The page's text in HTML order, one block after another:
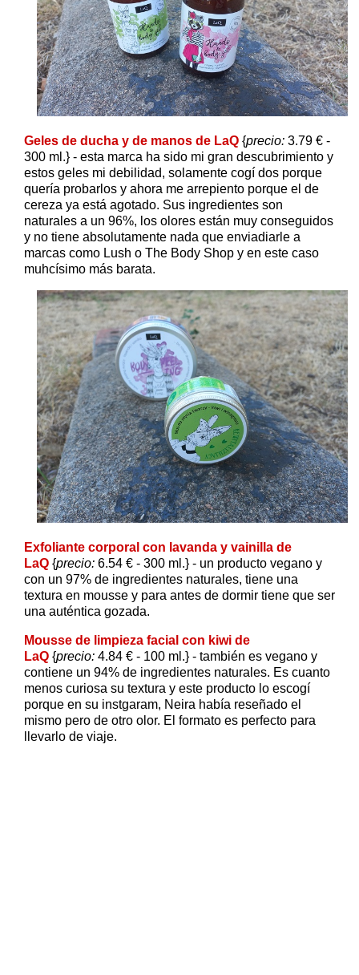
Geles de ducha y de manos de LaQ {precio: 3.79 € -
300 ml.} - esta marca ha sido mi gran descubrimiento y
estos geles mi debilidad, solamente cogí dos porque
quería probarlos y ahora me arrepiento porque el de
cereza ya está agotado. Sus ingredientes son
naturales a un 96%, los olores están muy conseguidos
y no tiene absolutamente nada que enviadiarle a
marcas como Lush o The Body Shop y en este caso
muhcísimo más barata.
Exfoliante corporal con lavanda y vainilla de
LaQ {precio: 6.54 € - 300 ml.} - un producto vegano y
con un 97% de ingredientes naturales, tiene una
textura en mousse y para antes de dormir tiene que ser
una auténtica gozada.
Mousse de limpieza facial con kiwi de
LaQ {precio: 4.84 € - 100 ml.} - también es vegano y
contiene un 94% de ingredientes naturales. Es cuanto
menos curiosa su textura y este producto lo escogí
porque en su instgaram, Neira había reseñado el
mismo pero de otro olor. El formato es perfecto para
llevarlo de viaje.